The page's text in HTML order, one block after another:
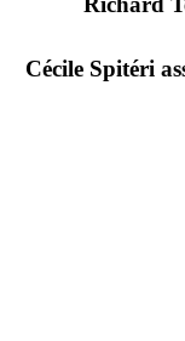
Cécile Spitéri